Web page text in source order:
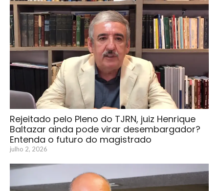
Rejeitado pelo Pleno do TJRN, juiz Henrique
Baltazar ainda pode virar desembargador?
Entenda o futuro do magistrado
julho 2, 2026